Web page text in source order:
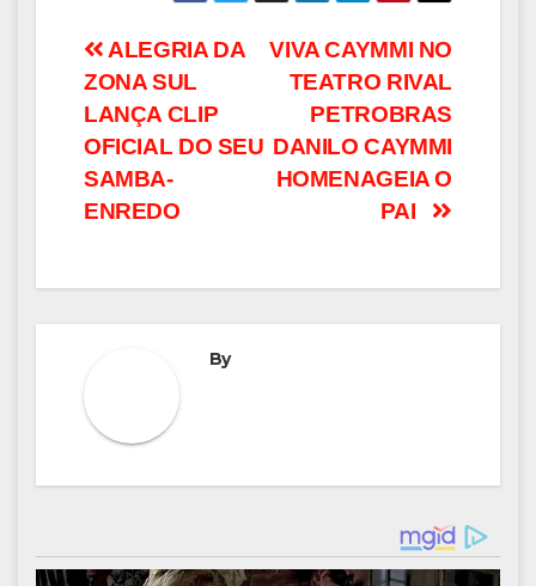
Navegação
de
Post
VIVA CAYMMI NO
TEATRO RIVAL
PETROBRAS
DANILO CAYMMI
HOMENAGEIA O
PAI
ALEGRIA DA
ZONA SUL
LANÇA CLIP
OFICIAL DO SEU
SAMBA-
ENREDO
By